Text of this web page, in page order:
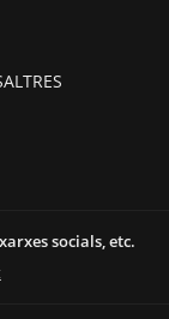
socials, etc.